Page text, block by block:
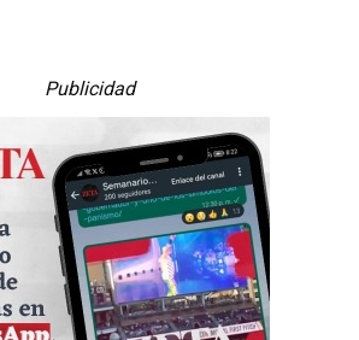
Publicidad